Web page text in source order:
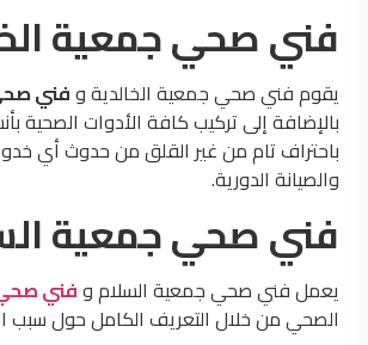
فني صحي جمعية
يقوم فني صحي جمعية الخالدية وفني
بالإضافة إلى تركيب كافة الأدوات
باحتراف تام من غير القلق من حدوث أي
والصيانة الدورية.
فني صحي جمعية
يعمل فني صحي جمعية السلام وفني صحي
الصحي من خلال التعريف الكامل حول سبب